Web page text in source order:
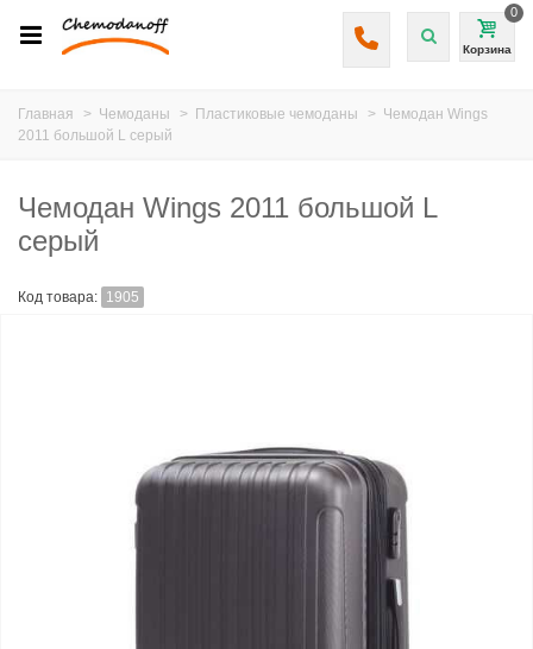
Корзина
0
Главная > Чемоданы > Пластиковые чемоданы > Чемодан Wings
2011 большой L серый
Чемодан Wings 2011 большой L
серый
Код товара: 1905